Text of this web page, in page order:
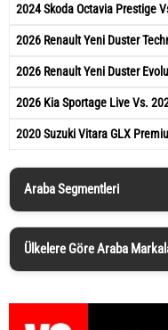
2024 Skoda Octavia Prestige
2026 Renault Yeni Duster
2026 Renault Yeni Duster
2026 Kia Sportage Live Vs.
2020 Suzuki Vitara GLX
Araba Segmentleri
Ülkelere Göre Araba